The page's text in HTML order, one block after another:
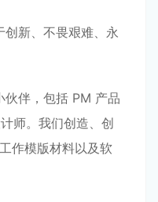
新、不畏艰难、永
伙伴，包括 PM 产品
师。我们创造、创
作模版材料以及软